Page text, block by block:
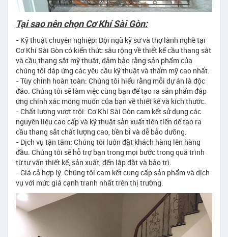
Tại sao nên chọn Cơ Khí Sài Gòn:
- Kỹ thuật chuyên nghiệp: Đội ngũ kỹ sư và thợ lành nghề tại
Cơ Khí Sài Gòn có kiến thức sâu rộng về thiết kế cầu thang sắt
và cầu thang sắt mỹ thuật, đảm bảo rằng sản phẩm của
chúng tôi đáp ứng các yêu cầu kỹ thuật và thẩm mỹ cao nhất.
- Tùy chỉnh hoàn toàn: Chúng tôi hiểu rằng mỗi dự án là độc
đáo. Chúng tôi sẽ làm việc cùng bạn để tạo ra sản phẩm đáp
ứng chính xác mong muốn của bạn về thiết kế và kích thước.
- Chất lượng vượt trội: Cơ Khí Sài Gòn cam kết sử dụng các
nguyên liệu cao cấp và kỹ thuật sản xuất tiên tiến để tạo ra
cầu thang sắt chất lượng cao, bền bỉ và dễ bảo dưỡng.
- Dịch vụ tận tâm: Chúng tôi luôn đặt khách hàng lên hàng
đầu. Chúng tôi sẽ hỗ trợ bạn trong mọi bước trong quá trình
từ tư vấn thiết kế, sản xuất, đến lắp đặt và bảo trì.
- Giá cả hợp lý: Chúng tôi cam kết cung cấp sản phẩm và dịch
vụ với mức giá cạnh tranh nhất trên thị trường.